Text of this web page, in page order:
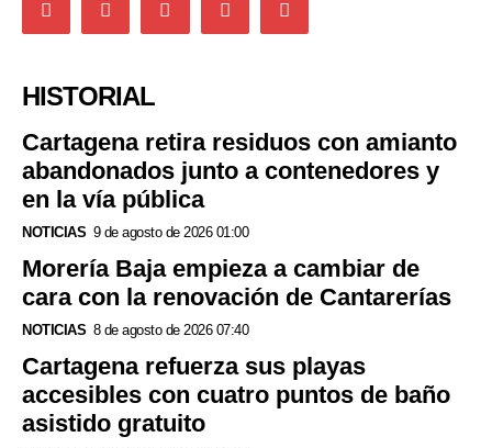
HISTORIAL
Cartagena retira residuos con amianto
abandonados junto a contenedores y
en la vía pública
NOTICIAS 9 de agosto de 2026 01:00
Morería Baja empieza a cambiar de
cara con la renovación de Cantarerías
NOTICIAS 8 de agosto de 2026 07:40
Cartagena refuerza sus playas
accesibles con cuatro puntos de baño
asistido gratuito